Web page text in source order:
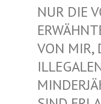
IE VON
TEN
R, DIE
LEN